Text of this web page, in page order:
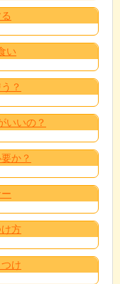
い
？
いいの？
か？
方
け